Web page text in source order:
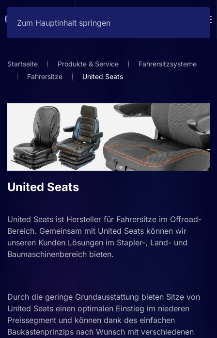
Zum Hauptinhalt springen
Startseite Produkte & Service
Fahrersitzsysteme
Fahrersitze
United Seats
United Seats
United Seats ist Hersteller für Fahrersitze im Offroad-
Bereich. Gemeinsam mit United Seats können wir
unseren Kunden Lösungen im Stapler-, Land- und
Baumaschinenbereich bieten.
Durch die geringe Grundausstattung bieten Sitze von
United Seats einen optimalen Einstieg im niederen
Preissegment und können dank des einfachen
Baukastenprinzips nach Wunsch mit verschiedenen